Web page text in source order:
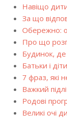
Навіщо
За що
Обережно:
Про що
Будинок,
Батьки і
7 фраз, які
Важкий
Родові
Великі очі